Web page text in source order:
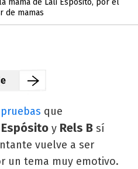
mamá de Lali Espósito, por el
de mamas
que
y Rels B sí
vuelve a ser
un tema muy emotivo.